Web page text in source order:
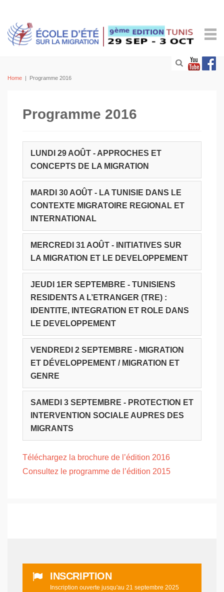
Home | Programme 2016
Programme 2016
LUNDI 29 AOÛT - APPROCHES ET
CONCEPTS DE LA MIGRATION
MARDI 30 AOÛT - LA TUNISIE DANS LE
CONTEXTE MIGRATOIRE REGIONAL ET
INTERNATIONAL
MERCREDI 31 AOÛT - INITIATIVES SUR
LA MIGRATION ET LE DEVELOPPEMENT
JEUDI 1ER SEPTEMBRE - TUNISIENS
RESIDENTS A L’ETRANGER (TRE) :
IDENTITE, INTEGRATION ET ROLE DANS
LE DEVELOPPEMENT
VENDREDI 2 SEPTEMBRE - MIGRATION
ET DÉVELOPPEMENT / MIGRATION ET
GENRE
SAMEDI 3 SEPTEMBRE - PROTECTION ET
INTERVENTION SOCIALE AUPRES DES
MIGRANTS
Téléchargez la brochure de l’édition 2016
Consultez le programme de l’édition 2015
INSCRIPTION
Inscription ouverte jusqu'au 21 septembre 2025